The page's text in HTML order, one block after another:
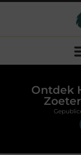
Ontdek